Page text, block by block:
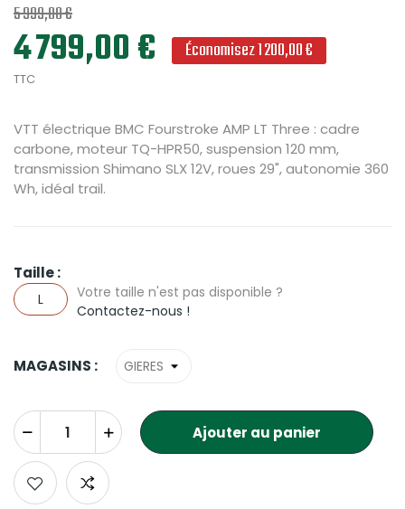
5 999,00 €
4 799,00 € Économisez 1 200,00 €
TTC
VTT électrique BMC Fourstroke AMP LT Three : cadre
carbone, moteur TQ-HPR50, suspension 120 mm,
transmission Shimano SLX 12V, roues 29", autonomie 360
Wh, idéal trail.
Taille :
L
Votre taille n'est pas disponible ?
Contactez-nous !
MAGASINS :
Ajouter au panier